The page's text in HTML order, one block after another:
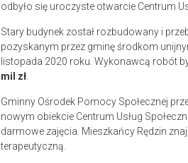
odbyło się uroczyste otwarcie Centrum
Stary budynek został rozbudowany i
pozyskanym przez gminę środkom
listopada 2020 roku. Wykonawcą robót
mil zł.
Gminny Ośrodek Pomocy Społecznej
nowym obiekcie Centrum Usług
darmowe zajęcia. Mieszkańcy Rędzin
terapeutyczną.